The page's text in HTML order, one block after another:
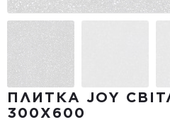
ПЛИТКА JOY
300X600